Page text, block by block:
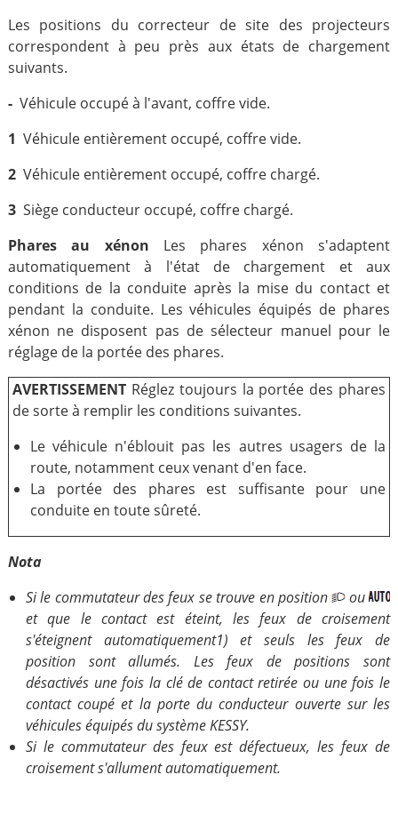
Les positions du correcteur de site des projecteurs
correspondent à peu près aux états de chargement
suivants.
-Véhicule occupé à l'avant, coffre vide.
1 Véhicule entièrement occupé, coffre vide.
2Véhicule entièrement occupé, coffre chargé.
3 Siège conducteur occupé, coffre chargé.
Phares au xénon Les phares xénon s'adaptent
automatiquement à l'état de chargement et aux
conditions de la conduite après la mise du contact et
pendant la conduite. Les véhicules équipés de phares
xénon ne disposent pas de sélecteur manuel pour le
réglage de la portée des phares.
AVERTISSEMENT Réglez toujours la portée des phares
de sorte à remplir les conditions suivantes.
Le véhicule n'éblouit pas les autres usagers de la
route, notamment ceux venant d'en face.
La portée des phares est suffisante pour une
conduite en toute sûreté.
Nota
Si le commutateur des feux se trouve en position
ou
et que le contact est éteint, les feux de croisement
s'éteignent automatiquement1) et seuls les feux de
position sont allumés. Les feux de positions sont
désactivés une fois la clé de contact retirée ou une fois le
contact coupé et la porte du conducteur ouverte sur les
véhicules équipés du système KESSY.
Si le commutateur des feux est défectueux, les feux de
croisement s'allument automatiquement.